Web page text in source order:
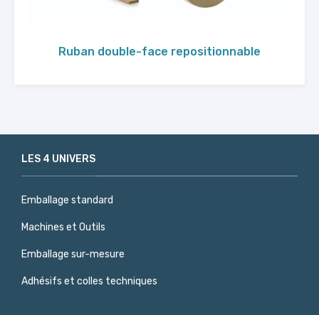
Ruban double-face repositionnable
LES 4 UNIVERS
Emballage standard
Machines et Outils
Emballage sur-mesure
Adhésifs et colles techniques